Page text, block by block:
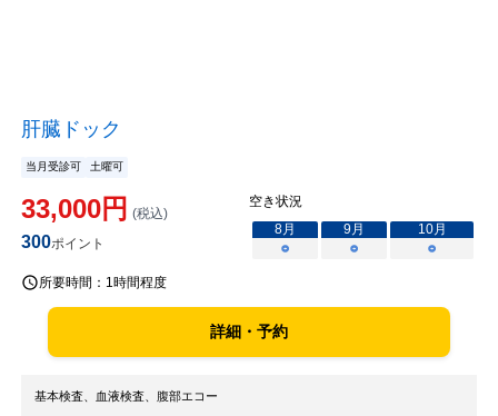
肝臓ドック
当月受診可 土曜可
33,000円 (税込)
300ポイント
空き状況
8月 9月 10月
○
○ ○
所要時間： 1時間程度
詳細・予約
基本検査、血液検査、腹部エコー